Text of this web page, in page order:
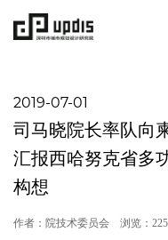
2019-07-01
司马晓院长率队向
汇报西哈努克省多
构想
作者：院技术委员会 浏览：